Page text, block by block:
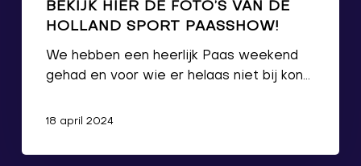
BEKIJK HIER DE FOTO’S VAN DE
HOLLAND SPORT PAASSHOW!
We hebben een heerlijk Paas weekend
gehad en voor wie er helaas niet bij kon…
18 april 2024